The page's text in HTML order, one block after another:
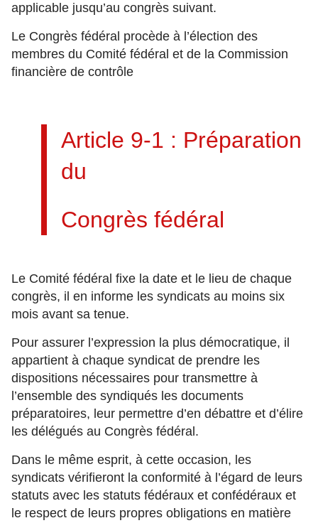
applicable jusqu’au congrès suivant.
Le Congrès fédéral procède à l’élection des
membres du Comité fédéral et de la Commission
financière de contrôle
Article 9-1 : Préparation
du
Congrès fédéral
Le Comité fédéral fixe la date et le lieu de chaque
congrès, il en informe les syndicats au moins six
mois avant sa tenue.
Pour assurer l’expression la plus démocratique, il
appartient à chaque syndicat de prendre les
dispositions nécessaires pour transmettre à
l’ensemble des syndiqués les documents
préparatoires, leur permettre d’en débattre et d’élire
les délégués au Congrès fédéral.
Dans le même esprit, à cette occasion, les
syndicats vérifieront la conformité à l’égard de leurs
statuts avec les statuts fédéraux et confédéraux et
le respect de leurs propres obligations en matière